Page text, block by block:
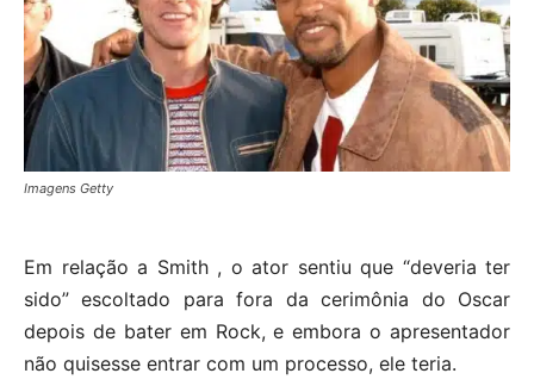
Imagens Getty
Em relação a Smith , o ator sentiu que “deveria ter
sido” escoltado para fora da cerimônia do Oscar
depois de bater em Rock, e embora o apresentador
não quisesse entrar com um processo, ele teria.